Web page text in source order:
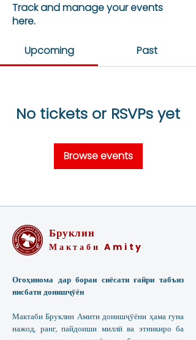
Track and manage your events
here.
Upcoming Past
No tickets or RSVPs yet
Browse events
Бруклин
Мактаби Amity
Огоҳинома дар бораи сиёсати ғайри табъиз
нисбати донишҷӯён
Мактаби Бруклин Амити донишҷӯёни ҳама гуна
нажод, ранг, пайдоиши миллӣ ва этникиро ба